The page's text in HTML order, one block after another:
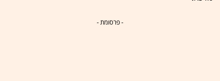
- פרסומת -